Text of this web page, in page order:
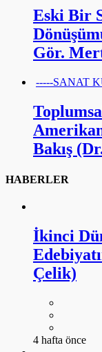
Eski Bir
Gör.
-----SANAT
Bakış
HABERLER
İkinci
Çelik)
4 hafta önce